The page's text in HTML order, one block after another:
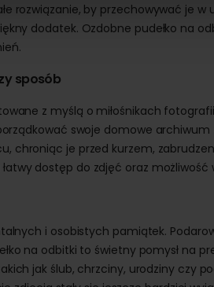
rozwiązanie, by przechowywać je
dodatek. Ozdobne pudełko na
sposób
z myślą o miłośnikach
swoje domowe archiwum
chroniąc je przed kurzem,
dostęp do zdjęć oraz możliwość
i osobistych pamiątek.
na odbitki to świetny pomysł na
jak ślub, chrzciny, urodziny czy